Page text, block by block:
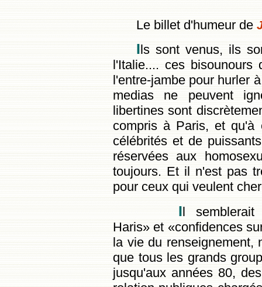
Le billet d'humeur de
I ls sont venus, ils
l'Italie.... ces
l'entre-jambe pour hurler
medias ne peuvent
libertines sont
compris à Paris, et qu'à
célébrités et de
réservées aux
toujours. Et il n'est pas
pour ceux qui veulent
Il
Haris» et «confidences
la vie du renseignement,
que tous les grands
jusqu'aux années 80,